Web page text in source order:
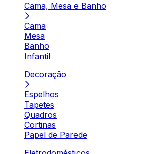
Cama, Mesa e Banho
Cama
Mesa
Banho
Infantil
Decoração
Espelhos
Tapetes
Quadros
Cortinas
Papel de Parede